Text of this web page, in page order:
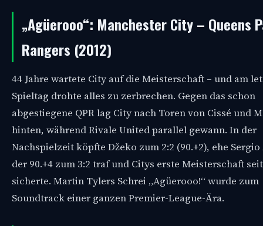
„Agüerooo“: Manchester City – Queens
Rangers (2012)
44 Jahre wartete City auf die Meisterschaft – und am
Spieltag drohte alles zu zerbrechen. Gegen das schon
abgestiegene QPR lag City nach Toren von Cissé und
hinten, während Rivale United parallel gewann. In der
Nachspielzeit köpfte Džeko zum 2:2 (90.+2), ehe
der 90.+4 zum 3:2 traf und Citys erste Meisterschaft
sicherte. Martin Tylers Schrei „Agüerooo!“ wurde zum
Soundtrack einer ganzen Premier-League-Ära.